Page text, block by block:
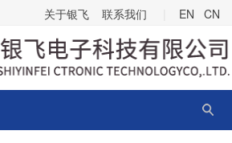
关于银飞 联系我们 EN CN